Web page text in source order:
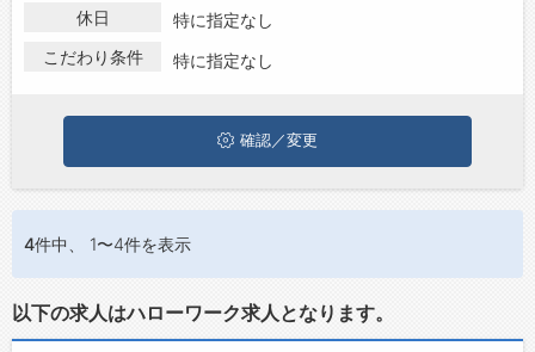
転職支援サービス
お問い合わせ
よくあるご質問
味のある職種に応募してみてくださいね。
休日
特に指定なし
こだわり条件
特に指定なし
確認／変更
4件中、 1〜4件を表示
以下の求人はハローワーク求人となります。